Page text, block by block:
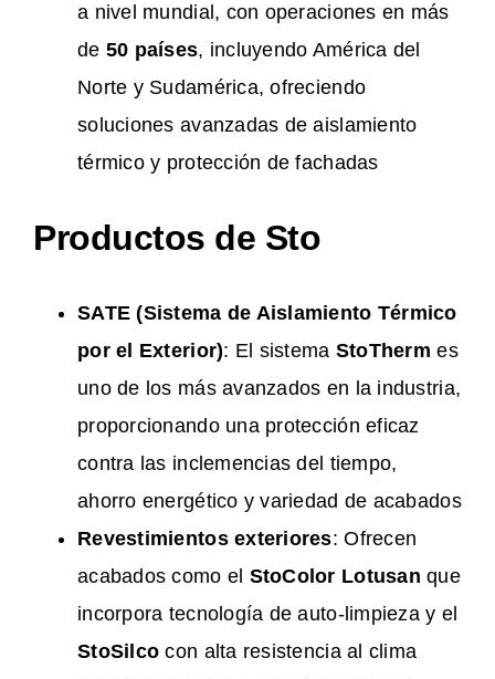
a nivel mundial, con operaciones en más
de 50 países, incluyendo América del
Norte y Sudamérica, ofreciendo
soluciones avanzadas de aislamiento
térmico y protección de fachadas​
Productos de Sto
SATE (Sistema de Aislamiento Térmico
por el Exterior): El sistema StoTherm es
uno de los más avanzados en la industria,
proporcionando una protección eficaz
contra las inclemencias del tiempo,
ahorro energético y variedad de acabados​
Revestimientos exteriores: Ofrecen
acabados como el StoColor Lotusan que
incorpora tecnología de auto-limpieza y el
StoSilco con alta resistencia al clima​